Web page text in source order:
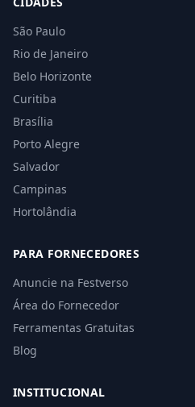
São Paulo
Rio de Janeiro
Belo Horizonte
Curitiba
Brasília
Porto Alegre
Salvador
Campinas
Hortolândia
PARA FORNECEDORES
Anuncie na Festverso
Área do Fornecedor
Ferramentas Gratuitas
Blog
INSTITUCIONAL